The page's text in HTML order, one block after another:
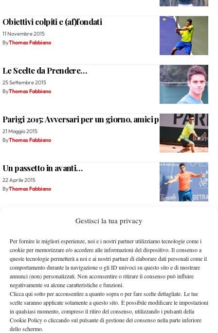
Gestisci la tua privacy
Per fornire le migliori esperienze, noi e i nostri partner utilizziamo tecnologie come i
cookie per memorizzare e/o accedere alle informazioni del dispositivo. Il consenso a
queste tecnologie permetterà a noi e ai nostri partner di elaborare dati personali come il
comportamento durante la navigazione o gli ID univoci su questo sito e di mostrare
annunci (non) personalizzati. Non acconsentire o ritirare il consenso può influire
negativamente su alcune caratteristiche e funzioni.
Clicca qui sotto per acconsentire a quanto sopra o per fare scelte dettagliate. Le tue
scelte saranno applicate solamente a questo sito. È possibile modificare le impostazioni
in qualsiasi momento, compreso il ritiro del consenso, utilizzando i pulsanti della
Cookie Policy o cliccando sul pulsante di gestione del consenso nella parte inferiore
dello schermo.
Obiettivi colpiti e (af)fondati
11 Novembre 2015
ByThomas Fabbiano
Le Scelte da Prendere…
25 Settembre 2015
ByThomas Fabbiano
Parigi 2015: Avversari per un giorno, amici per sempre
21 Maggio 2015
ByThomas Fabbiano
Un passetto in avanti…
22 Aprile 2015
ByThomas Fabbiano
Thomas Fabbiano: “Le Mie Missioni in Tunisia”
Thomas Fabbiano
Da Lucone a Campione in 4 giorni
16 Febbraio 2015
Thomas Fabbiano
Quando la vittoria e la sconfitta non sono la priorità
27 Ottobre 2014